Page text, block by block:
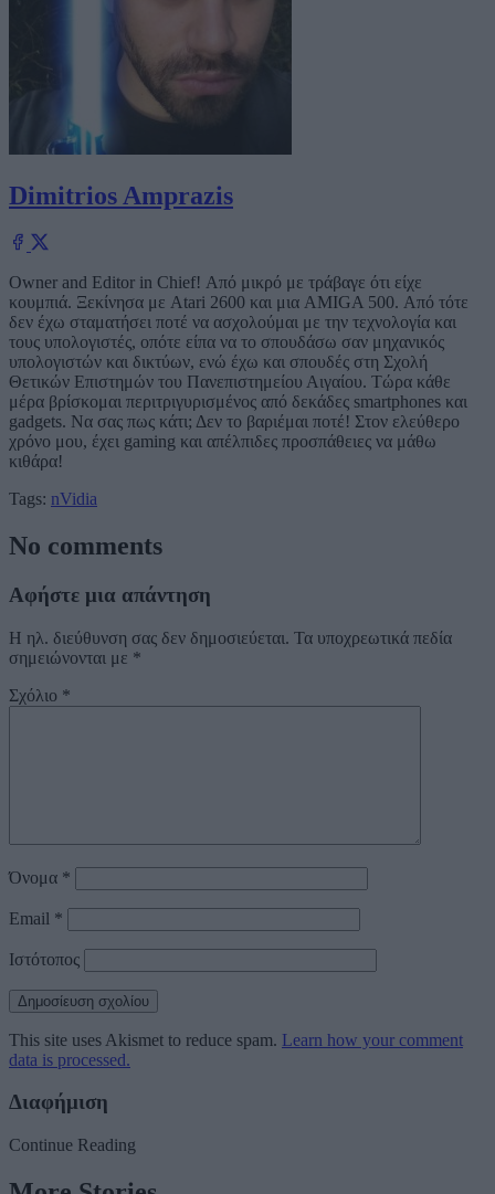
Dimitrios Amprazis
Owner and Editor in Chief! Από μικρό με τράβαγε ότι είχε
κουμπιά. Ξεκίνησα με Atari 2600 και μια AMIGA 500. Από τότε
δεν έχω σταματήσει ποτέ να ασχολούμαι με την τεχνολογία και
τους υπολογιστές, οπότε είπα να το σπουδάσω σαν μηχανικός
υπολογιστών και δικτύων, ενώ έχω και σπουδές στη Σχολή
Θετικών Επιστημών του Πανεπιστημείου Αιγαίου. Τώρα κάθε
μέρα βρίσκομαι περιτριγυρισμένος από δεκάδες smartphones και
gadgets. Να σας πως κάτι; Δεν το βαριέμαι ποτέ! Στον ελεύθερο
χρόνο μου, έχει gaming και απέλπιδες προσπάθειες να μάθω
κιθάρα!
Tags: nVidia
No comments
Αφήστε μια απάντηση
Η ηλ. διεύθυνση σας δεν δημοσιεύεται. Τα υποχρεωτικά πεδία
σημειώνονται με *
Σχόλιο *
Όνομα *
Email *
Ιστότοπος
This site uses Akismet to reduce spam. Learn how your comment
data is processed.
Διαφήμιση
Continue Reading